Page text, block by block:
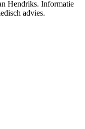
Hendriks. Informatie
advies.